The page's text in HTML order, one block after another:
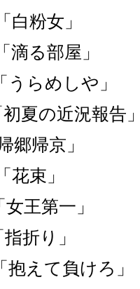
白粉女」
滴る部屋」
うらめしや」
夏の近況報告
郷帰京」
花束」
王第一」
折り」
抱えて負けろ」